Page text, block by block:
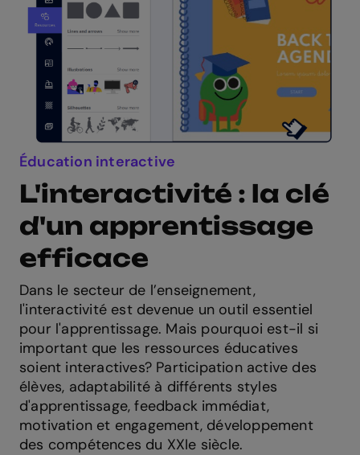
Éducation interactive
L'interactivité : la clé
d'un apprentissage
efficace
Dans le secteur de l’enseignement,
l'interactivité est devenue un outil essentiel
pour l'apprentissage. Mais pourquoi est-il si
important que les ressources éducatives
soient interactives? Participation active des
élèves, adaptabilité à différents styles
d'apprentissage, feedback immédiat,
motivation et engagement, développement
des compétences du XXIe siècle.